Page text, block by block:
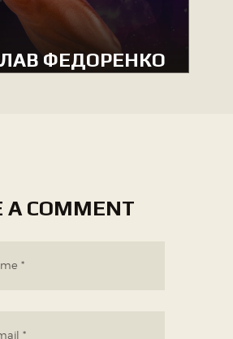
ФЕДОРЕНКО
A COMMENT